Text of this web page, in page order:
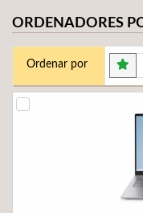
ORDENADORES
Ordenar por